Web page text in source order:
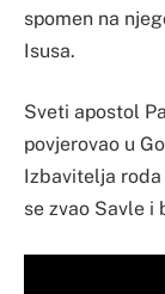
spomen na
Isusa.
Sveti apostol
povjerovao u
Izbavitelja
se zvao Savle i